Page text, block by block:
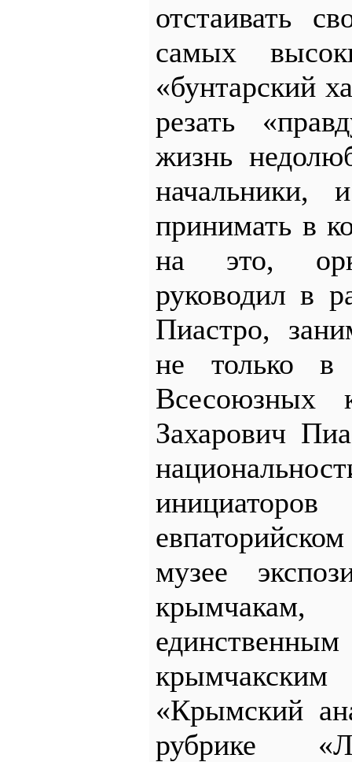
отстаивать
самых
«бунтарский
резать
жизнь
начальники,
принимать в
на это,
руководил в
Пиастро,
не только
Всесоюзных
Захарович
музее
«Крымский
рубрике